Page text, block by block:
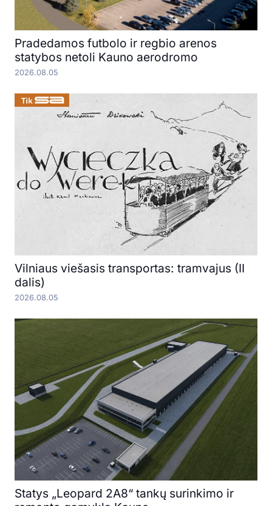
Pradedamos futbolo ir regbio arenos
statybos netoli Kauno aerodromo
2026.08.05
Vilniaus viešasis transportas: tramvajus (II
dalis)
2026.08.05
Statys „Leopard 2A8“ tankų surinkimo ir